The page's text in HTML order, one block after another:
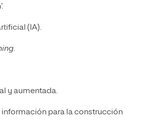
(IA).
y aumentada.
información para la construcción